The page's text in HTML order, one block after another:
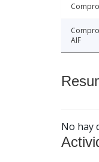
AIF
No hay